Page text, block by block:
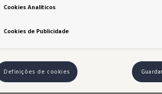
Cookies Analíticos
Cookies de Publicidade
Definições de cookies